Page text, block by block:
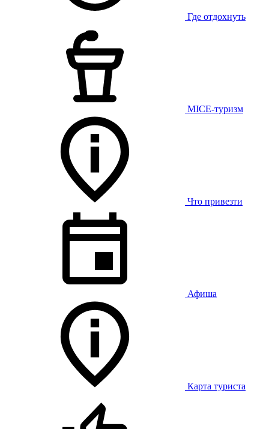
Где отдохнуть
MICE-туризм
Что привезти
Афиша
Карта туриста